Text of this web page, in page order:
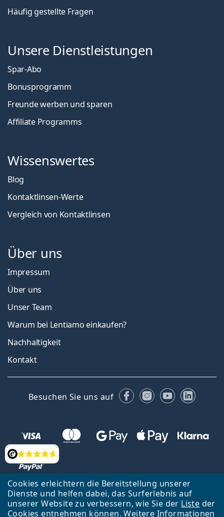
Cookies erleichtern die Bereitstellung unserer
Dienste und helfen dabei, das Surferlebnis auf
unserer Website zu verbessern, wie Sie der Liste der
Cookies entnehmen können. Weitere Informationen
Bewertung
Häufig gestellte Fragen
Unsere Dienstleistungen
Spar-Abo
Bonusprogramm
Freunde werben und sparen
Affiliate Programms
Wissenswertes
Blog
Kontaktlinsen-Werte
Vergleich von Kontaktlinsen
Über uns
Impressum
Über uns
Unser Team
Warum bei Lentiamo einkaufen?
Nachhaltigkeit
Kontakt
Besuchen Sie uns auf FacebookInstagram
YouTube
Zurück zur Hauptseite Nach oben
Français
Lentiamo s.r.o., Tschechien ist Eigentümer und Betreiber des Online-